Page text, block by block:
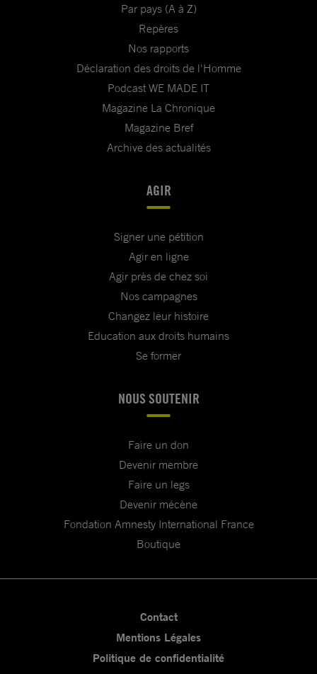
Par pays (A à Z)
Repères
Nos rapports
Déclaration des droits de l'Homme
Podcast WE MADE IT
Magazine La Chronique
Magazine Bref
Archive des actualités
AGIR
Signer une pétition
Agir en ligne
Agir près de chez soi
Nos campagnes
Changez leur histoire
Education aux droits humains
Se former
NOUS SOUTENIR
Faire un don
Devenir membre
Faire un legs
Devenir mécène
Fondation Amnesty International France
Boutique
Contact
Mentions Légales
Politique de confidentialité